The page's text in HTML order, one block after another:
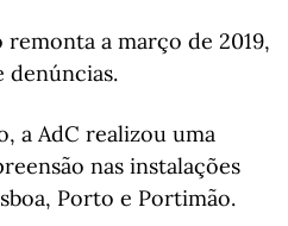
a março de 2019,
denúncias.
a AdC realizou uma
nas instalações
Porto e Portimão.